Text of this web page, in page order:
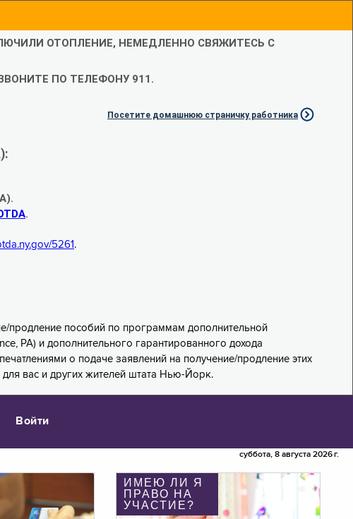
ОТОПЛЕНИЕ, НЕМЕДЛЕННО СВЯЖИТЕСЬ С
ПО ТЕЛЕФОНУ 911.
Посетите домашнюю страничку работника
.
5261.
продление пособий по программам дополнительной
PA) и дополнительного гарантированного дохода
о подаче заявлений на получение/продление этих
вас и других жителей штата Нью-Йорк.
Войти
суббота, 8 августа 2026 г.
ИМЕЮ ЛИ Я
ПРАВО НА
УЧАСТИЕ?